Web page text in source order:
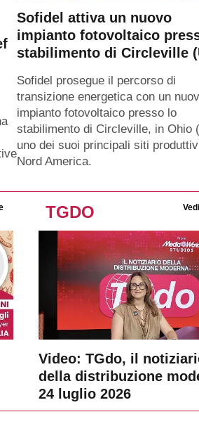
Sofidel attiva un nuovo
impianto fotovoltaico
stabilimento di Circleville
Sofidel prosegue il percorso di
transizione energetica con un
impianto fotovoltaico presso lo
stabilimento di Circleville, in Ohio
uno dei suoi principali siti
Nord America.
TGDO
Video: TGdo, il
della distribuzione
24 luglio 2026